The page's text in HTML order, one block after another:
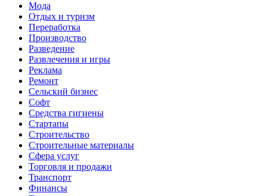
Мода
Отдых и туризм
Переработка
Производство
Разведение
Развлечения и игры
Реклама
Ремонт
Сельский бизнес
Софт
Средства гигиены
Стартапы
Строительство
Строительные материалы
Сфера услуг
Торговля и продажи
Транспорт
Финансы